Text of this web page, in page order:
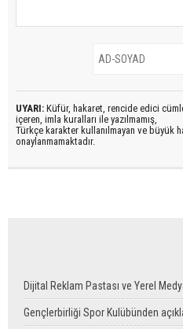
UYARI: Küfür, hakaret, rencide edici
içeren, imla kuralları ile yazılmamış,
Türkçe karakter kullanılmayan ve büyük
onaylanmamaktadır.
Dijital Reklam Pastası ve Yerel
Gençlerbirliği Spor Kulübünden